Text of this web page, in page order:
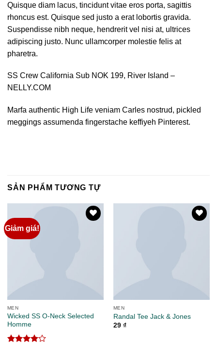
Quisque diam lacus, tincidunt vitae eros porta, sagittis
rhoncus est. Quisque sed justo a erat lobortis gravida.
Suspendisse nibh neque, hendrerit vel nisi at, ultrices
adipiscing justo. Nunc ullamcorper molestie felis at
pharetra.
SS Crew California Sub NOK 199, River Island –
NELLY.COM
Marfa authentic High Life veniam Carles nostrud, pickled
meggings assumenda fingerstache keffiyeh Pinterest.
SẢN PHẨM TƯƠNG TỰ
Giảm giá!
MEN
Wicked SS O-Neck Selected
Homme
MEN
Randal Tee Jack & Jones
29 ₫